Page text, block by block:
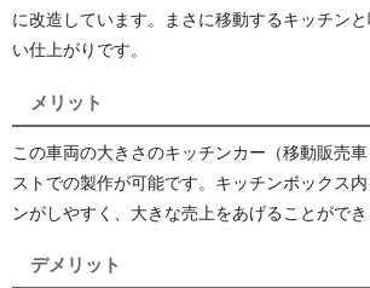
に改造しています。まさに移動するキッチン
い仕上がりです。
メリット
この車両の大きさのキッチンカー（移動販売
ストでの製作が可能です。キッチンボックス
ンがしやすく、大きな売上をあげることができ
デメリット